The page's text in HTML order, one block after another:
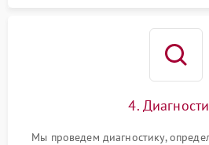
4.
Мы проведем диагностику,